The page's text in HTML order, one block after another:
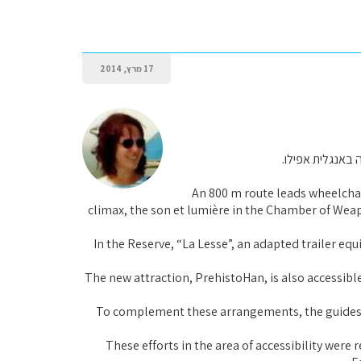
17 מרץ, 2014
אפילו.
An 800 m route leads
climax, the son et lumière in the Chamber of
In the Reserve, “La Lesse”, an adapted trailer
The new attraction, PrehistoHan, is also
To complement these arrangements, the
These efforts in the area of accessibility were